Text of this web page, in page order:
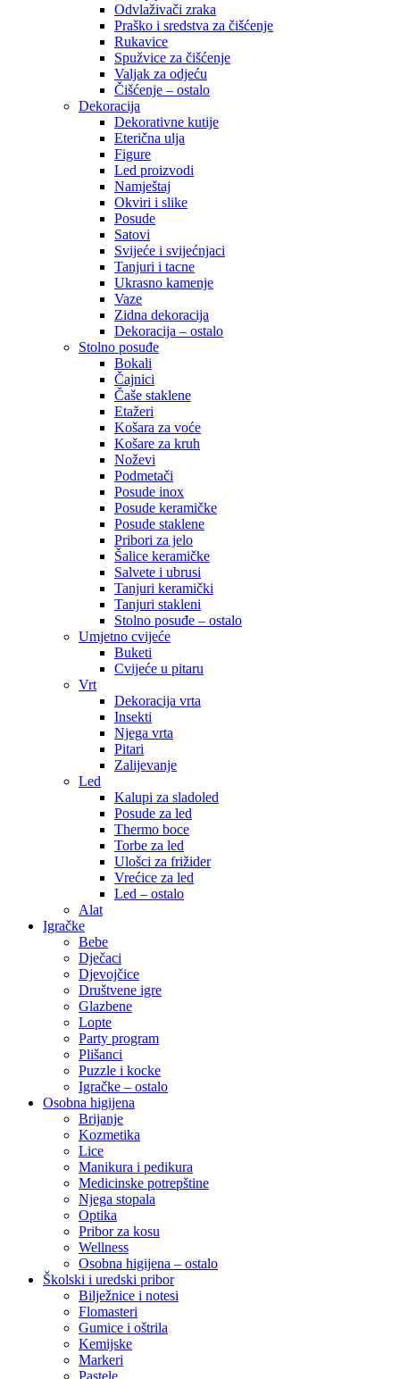
Odvlaživači zraka
Praško i sredstva za čišćenje
Rukavice
Spužvice za čišćenje
Valjak za odjeću
Čišćenje – ostalo
Dekoracija
Dekorativne kutije
Eterična ulja
Figure
Led proizvodi
Namještaj
Okviri i slike
Posude
Satovi
Svijeće i svijećnjaci
Tanjuri i tacne
Ukrasno kamenje
Vaze
Zidna dekoracija
Dekoracija – ostalo
Stolno posuđe
Bokali
Čajnici
Čaše staklene
Etažeri
Košara za voće
Košare za kruh
Noževi
Podmetači
Posude inox
Posude keramičke
Posude staklene
Pribori za jelo
Šalice keramičke
Salvete i ubrusi
Tanjuri keramički
Tanjuri stakleni
Stolno posuđe – ostalo
Umjetno cvijeće
Buketi
Cvijeće u pitaru
Vrt
Dekoracija vrta
Insekti
Njega vrta
Pitari
Zalijevanje
Led
Kalupi za sladoled
Posude za led
Thermo boce
Torbe za led
Ulošci za frižider
Vrećice za led
Led – ostalo
Alat
Igračke
Bebe
Dječaci
Djevojčice
Društvene igre
Glazbene
Lopte
Party program
Plišanci
Puzzle i kocke
Igračke – ostalo
Osobna higijena
Brijanje
Kozmetika
Lice
Manikura i pedikura
Medicinske potrepštine
Njega stopala
Optika
Pribor za kosu
Wellness
Osobna higijena – ostalo
Školski i uredski pribor
Bilježnice i notesi
Flomasteri
Gumice i oštrila
Kemijske
Markeri
Pastele